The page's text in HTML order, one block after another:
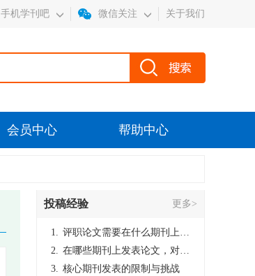
手机学刊吧 微信关注 关于我们
会员中心 帮助中心
投稿经验 更多>
1. 评职论文需要在什么期刊上发表？
2. 在哪些期刊上发表论文，对考研有优势？
3. 核心期刊发表的限制与挑战